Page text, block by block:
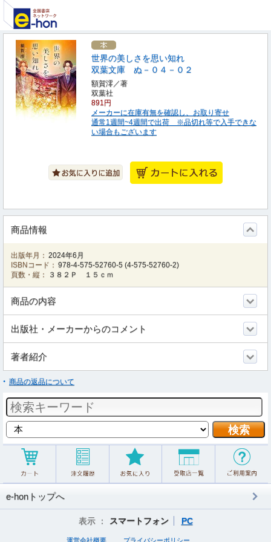
世界の美しさを思い知れ
双葉文庫 ぬ－０４－０２
額賀澪／著
双葉社
891円
メーカーに在庫有無を確認し、お取り寄せ
通常1週間~4週間で出荷 ※品切れ等で入手できな
い場合もございます
商品情報
出版年月： 2024年6月
ISBNコード： 978-4-575-52760-5 (4-575-52760-2)
頁数・縦：
３８２Ｐ １５ｃｍ
商品の内容
出版社・メーカーからのコメント
著者紹介
商品の返品について
e-honトップへ
表示 ： スマートフォン PC
運営会社概要 プライバシーポリシー